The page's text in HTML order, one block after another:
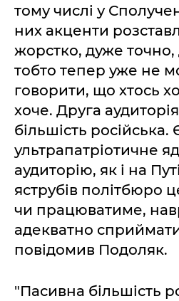
тому числі у
них акценти
жорстко, дуже
тобто тепер уже не
говорити, що хтось
хоче. Друга
більшість російська.
ультрапатріотичне
аудиторію, як і на
яструбів політбюро
чи працюватиме,
адекватно
повідомив Подоляк.
"Пасивна більшість